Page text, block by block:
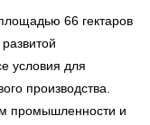
66 гектаров
условия для
производства.
промышленности и